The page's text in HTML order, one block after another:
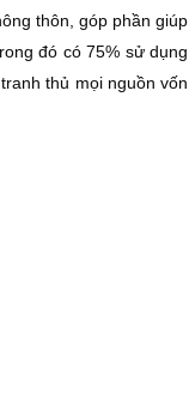
thôn, góp phần giúp
đó có 75% sử dụng
thủ mọi nguồn vốn